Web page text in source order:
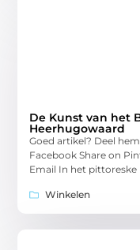
De Kunst van het
Heerhugowaard
Goed artikel? Deel
Facebook Share on
Email In het pittoreske
Winkelen